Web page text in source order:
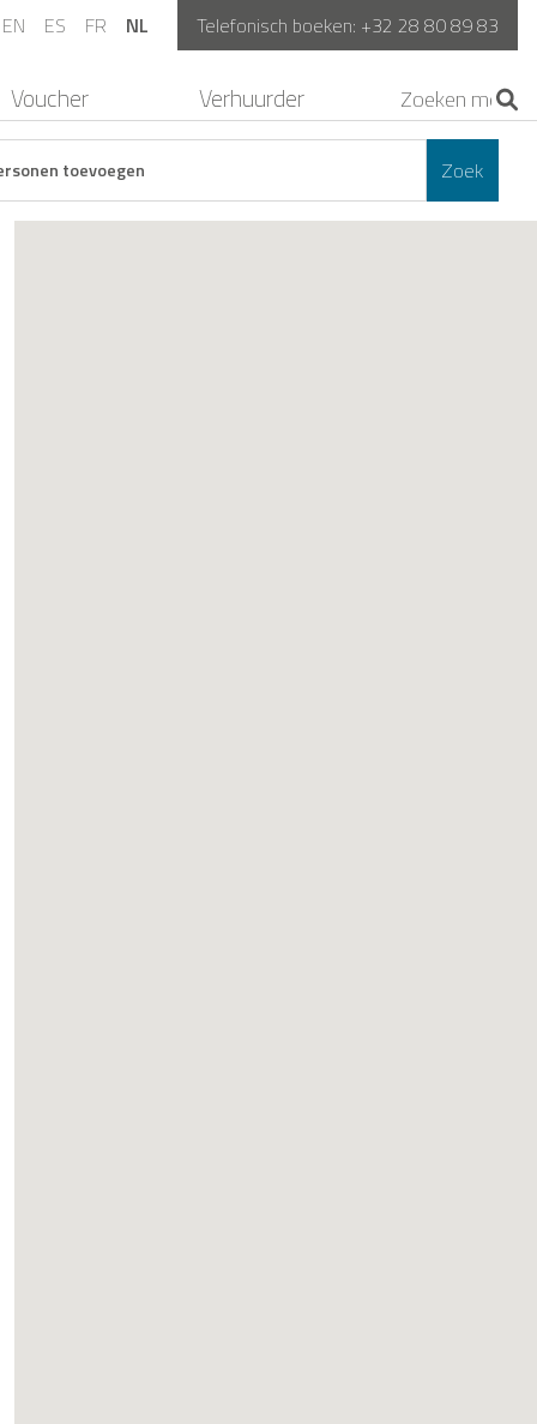
EN ES FR NL Telefonisch boeken: +32 28 80 89 83
Voucher Verhuurder
toevoegen Zoek